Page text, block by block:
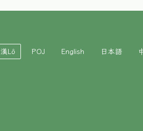
漢Lô POJ English 日本語